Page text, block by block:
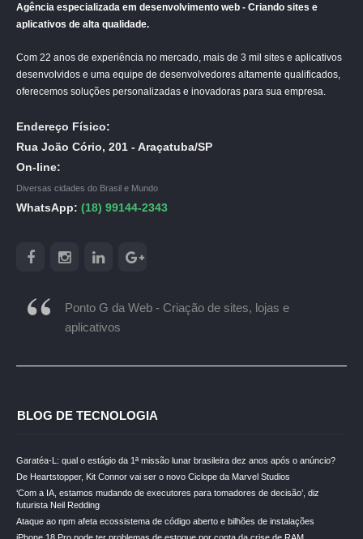
Agência especializada em desenvolvimento web - Criando sites e
aplicativos de alta qualidade.
Com 22 anos de experiência no mercado, mais de 3 mil sites e aplicativos
desenvolvidos e uma equipe de desenvolvedores altamente qualificados,
oferecemos soluções personalizadas e inovadoras para sua empresa.
Endereço Físico:
Rua João Cório, 201 - Araçatuba/SP
On-line:
Diversas cidades do Brasil e Mundo
WhatsApp: (18) 99144-2343
Ponto G da Web - Criação de sites, lojas e
aplicativos
BLOG DE TECNOLOGIA
Garatéa-L: qual o estágio da 1ª missão lunar brasileira dez anos após o anúncio?
De Heartstopper, Kit Connor vai ser o novo Ciclope da Marvel Studios
‘Com a IA, estamos mudando de executores para tomadores de decisão’, diz
futurista Neil Redding
Ataque ao npm afeta ecossistema de código aberto e bilhões de instalações